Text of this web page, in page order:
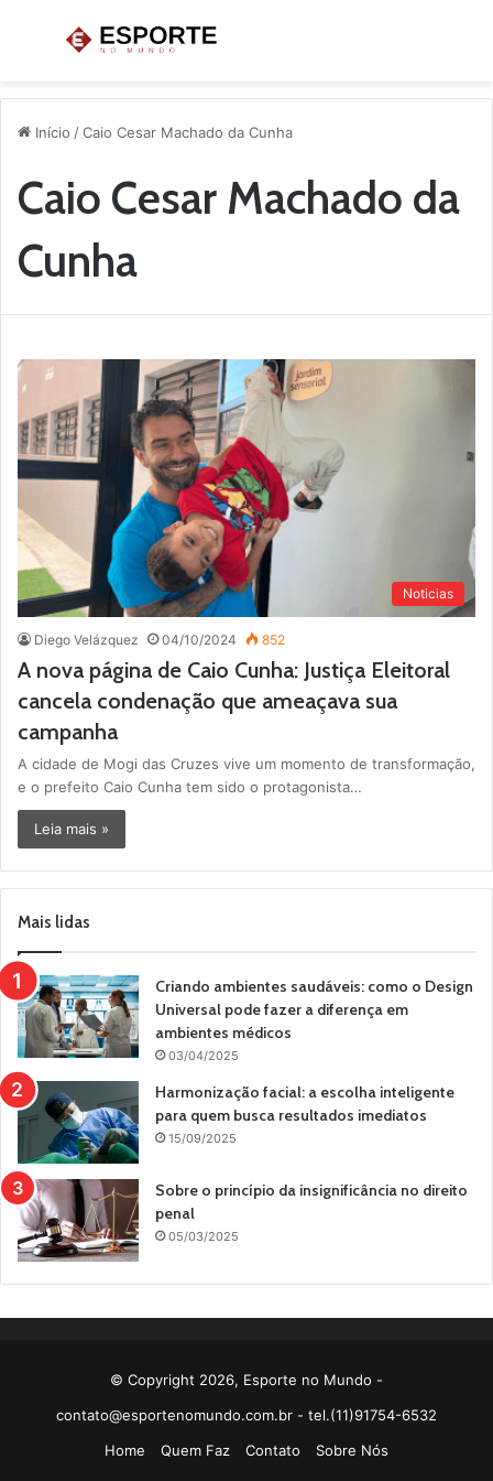
Menu
Início /Caio Cesar Machado da Cunha
Caio Cesar Machado da
Cunha
Noticias
Diego Velázquez 04/10/2024 852
A nova página de Caio Cunha: Justiça Eleitoral
cancela condenação que ameaçava sua
campanha
A cidade de Mogi das Cruzes vive um momento de transformação,
e o prefeito Caio Cunha tem sido o protagonista…
Leia mais »
Mais lidas
Criando ambientes saudáveis: como o Design
Universal pode fazer a diferença em
ambientes médicos
03/04/2025
Harmonização facial: a escolha inteligente
para quem busca resultados imediatos
15/09/2025
Sobre o princípio da insignificância no direito
penal
05/03/2025
© Copyright 2026, Esporte no Mundo -
contato@esportenomundo.com.br - tel.(11)91754-6532
Home
Quem Faz Contato Sobre Nós